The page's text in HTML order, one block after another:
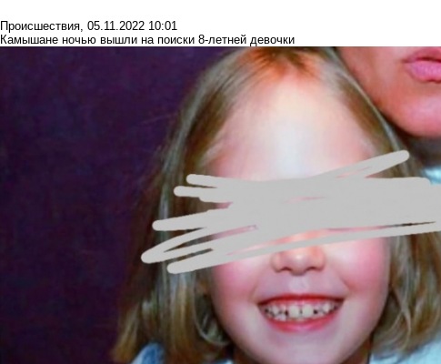
Происшествия, 05.11.2022 10:01
Камышане ночью вышли на поиски 8-летней девочки